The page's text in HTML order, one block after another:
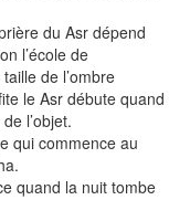
du Asr dépend
l’école de
de l’ombre
le Asr débute quand
l’objet.
qui commence au
quand la nuit tombe